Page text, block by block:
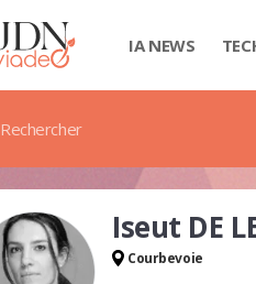
IA NEWS
Rechercher
Iseut DE
Courbevoie